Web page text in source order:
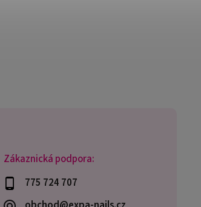
Zákaznická podpora:
775 724 707